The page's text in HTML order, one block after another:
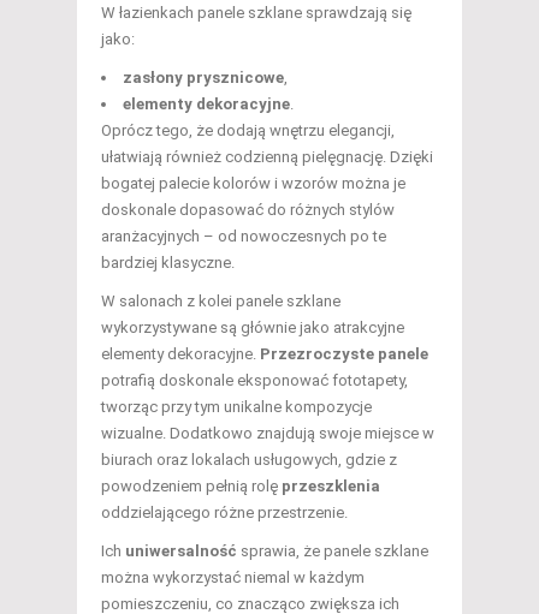
W łazienkach panele szklane sprawdzają się
jako:
zasłony prysznicowe
elementy dekoracyjne
Oprócz tego, że dodają wnętrzu elegancji,
ułatwiają również codzienną pielęgnację. Dzięki
bogatej palecie kolorów i wzorów można je
doskonale dopasować do różnych stylów
aranżacyjnych – od nowoczesnych po te
bardziej klasyczne.
W salonach z kolei panele szklane
wykorzystywane są głównie jako atrakcyjne
elementy dekoracyjne. Przezroczyste panele
potrafią doskonale eksponować fototapety,
tworząc przy tym unikalne kompozycje
wizualne. Dodatkowo znajdują swoje miejsce w
biurach oraz lokalach usługowych, gdzie z
powodzeniem pełnią rolę przeszklenia
oddzielającego różne przestrzenie.
Ich uniwersalność sprawia, że panele szklane
można wykorzystać niemal w każdym
pomieszczeniu, co znacząco zwiększa ich